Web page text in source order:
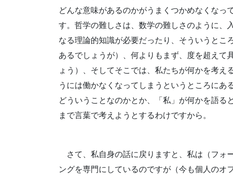
どんな意味があるのかがうまくつかめなくなっ
す。哲学の難しさは、数学の難しさのように、
なる理論的知識が必要だったり、そういうとこ
あるでしょうが）、何よりもまず、度を超えて
ょう）、そしてそこでは、私たちが何かを考え
うには働かなくなってしまうというところにあ
どういうことなのかとか、「私」が何かを語る
まで言葉で考えようとするわけですから。
さて、私自身の話に戻りますと、私は（フォ
ングを専門にしているのですが（今も個人のオ